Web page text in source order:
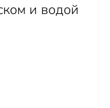
и водой